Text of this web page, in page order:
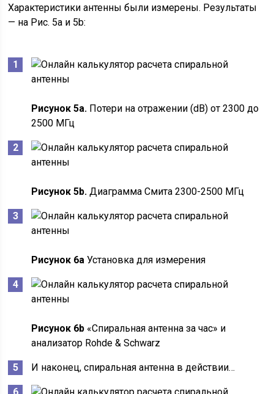
Характеристики антенны были измерены. Результаты
— на Рис. 5a и 5b:
Рисунок 5a. Потери на отражении (dB) от 2300 до
2500 МГц
Рисунок 5b. Диаграмма Смита 2300-2500 МГц
Рисунок 6a Установка для измерения
Рисунок 6b «Спиральная антенна за час» и
анализатор Rohde & Schwarz
И наконец, спиральная антенна в действии…